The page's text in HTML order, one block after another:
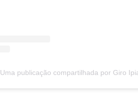
Uma publicação compartilhada por Giro